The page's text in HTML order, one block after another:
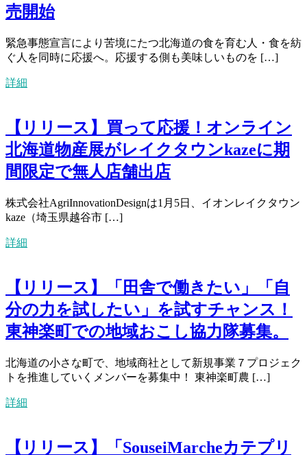
売開始
緊急事態宣言により苦境にたつ北海道の食を育む人・食を紡
ぐ人を同時に応援へ。応援する側も美味しいものを […]
詳細
【リリース】買って応援！オンライン
北海道物産展がレイクタウンkazeに期
間限定で無人店舗出店
株式会社AgriInnovationDesignは1月5日、イオンレイクタウン
kaze（埼玉県越谷市 […]
詳細
【リリース】「田舎で働きたい」「自
分の力を試したい」を試すチャンス！
東神楽町での地域おこし協力隊募集。
北海道の小さな町で、地域商社として新規事業７プロジェク
トを推進していくメンバーを募集中！ 東神楽町農 […]
詳細
【リリース】「SouseiMarcheカテプリ